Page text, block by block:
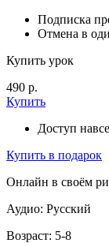
Подписка
Отмена в
Купить урок
490 р.
Купить
Доступ
Купить в подарок
Онлайн в своём
Аудио: Русский
Возраст: 5-8